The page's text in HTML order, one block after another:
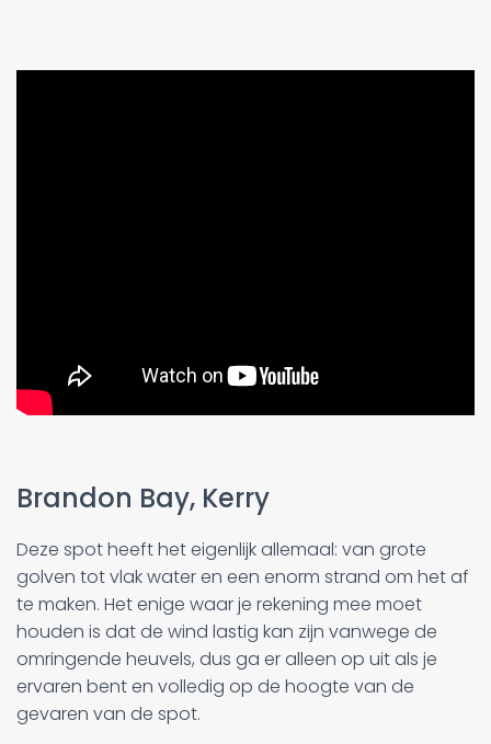
Brandon Bay, Kerry
Deze spot heeft het eigenlijk allemaal: van grote
golven tot vlak water en een enorm strand om het af
te maken. Het enige waar je rekening mee moet
houden is dat de wind lastig kan zijn vanwege de
omringende heuvels, dus ga er alleen op uit als je
ervaren bent en volledig op de hoogte van de
gevaren van de spot.